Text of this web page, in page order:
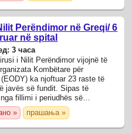
Perëndimor në Greqi/ 6
në spital
3 часа
i Nilit Perëndimor vijojnë të
Kombëtare për
ka njoftuar 23 raste të
javës së fundit. Sipas të
fillimi i periudhës së
5 gusht janë diagnostikuar ...
» прашања »